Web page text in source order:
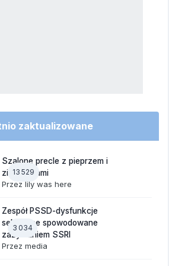
zaktualizowane
13 529
Szalone precle z pieprzem i
ziemniakami
Przez lily was here
3 034
Zespół PSSD-dysfunkcje
seksualne spowodowane
zażywaniem SSRI
Przez media